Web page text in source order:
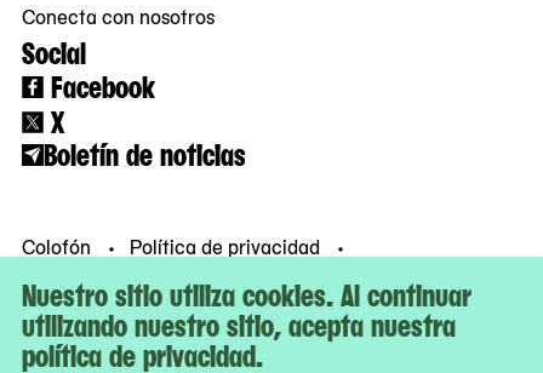
Nuestro sitio utiliza cookies. Al continuar
utilizando nuestro sitio, acepta nuestra
política de privacidad.
Conecta con nosotros
Social
Facebook
X
Boletín de noticias
Colofón
Política de privacidad